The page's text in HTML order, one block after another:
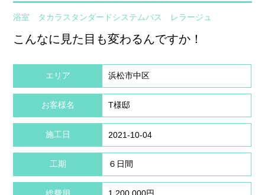
浴室 タカラスタンダードシステムバス レラージュ
こんなに見た目も変わるんですか！
エリア 浜松市中区
お客様名 T様邸
施工日 2021-10-04
工期 ６日間